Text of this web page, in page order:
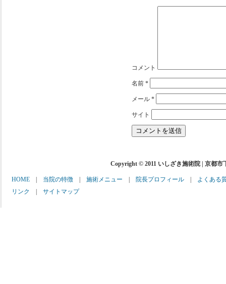
コメント
名前 *
メール *
サイト
Copyright © 2011 いしざき施術院 | 京都
HOME 当院の特徴 施術メニュー 院長プロフィール
よくある
リンク
サイトマップ